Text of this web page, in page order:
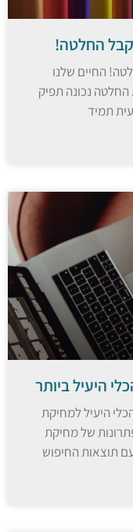
קבל החלטה!
החיים שלנו
נכונה תפיק
תמיד
היעיל ביותר
היעיל למחיקת
של מחיקת
תוצאות החיפוש